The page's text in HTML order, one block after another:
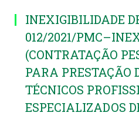
INEXIGIBILIDADE
012/2021/
(CONTRATAÇÃO
PARA PRESTAÇÃO
TÉCNICOS
ESPECIALIZADOS